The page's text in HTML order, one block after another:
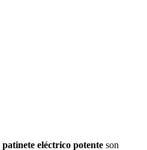
patinete eléctrico potente son